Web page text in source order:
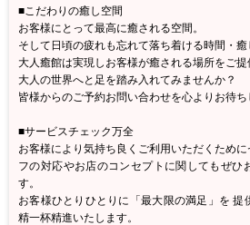
■こだわりの癒し空間
お客様にとって最高に癒される空間。
そして日頃の疲れも忘れて落ち着ける時間・癒
大人癒館は実現しお客様が癒される場所をご提
大人の世界へと足を踏み入れてみませんか？
皆様からのご予約お問い合わせを心よりお待ち
■サービスチェック万全
お客様により気持ち良くご利用いただくため
フの対応やお店のコンセプトに関してもぜひ
す。
お客様ひとりひとりに「最大限の満足」を 提
精一杯精進いたします。